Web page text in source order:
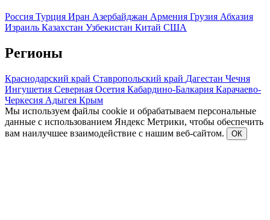
Россия Турция Иран Азербайджан Армения Грузия Абхазия
Израиль Казахстан Узбекистан Китай США
Регионы
Краснодарский край Ставропольский край Дагестан Чечня
Ингушетия Северная Осетия Кабардино-Балкария Карачаево-
Черкесия Адыгея Крым
Мы используем файлы cookie и обрабатываем персональные
данные с использованием Яндекс Метрики, чтобы обеспечить
вам наилучшее взаимодействие с нашим веб-сайтом.
ОК